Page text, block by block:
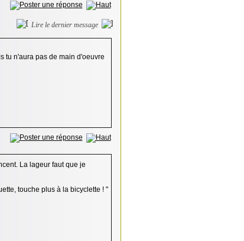
Lire le dernier message
tu n'aura pas de main d'oeuvre
La lageur faut que je
touche plus à la bicyclette ! "